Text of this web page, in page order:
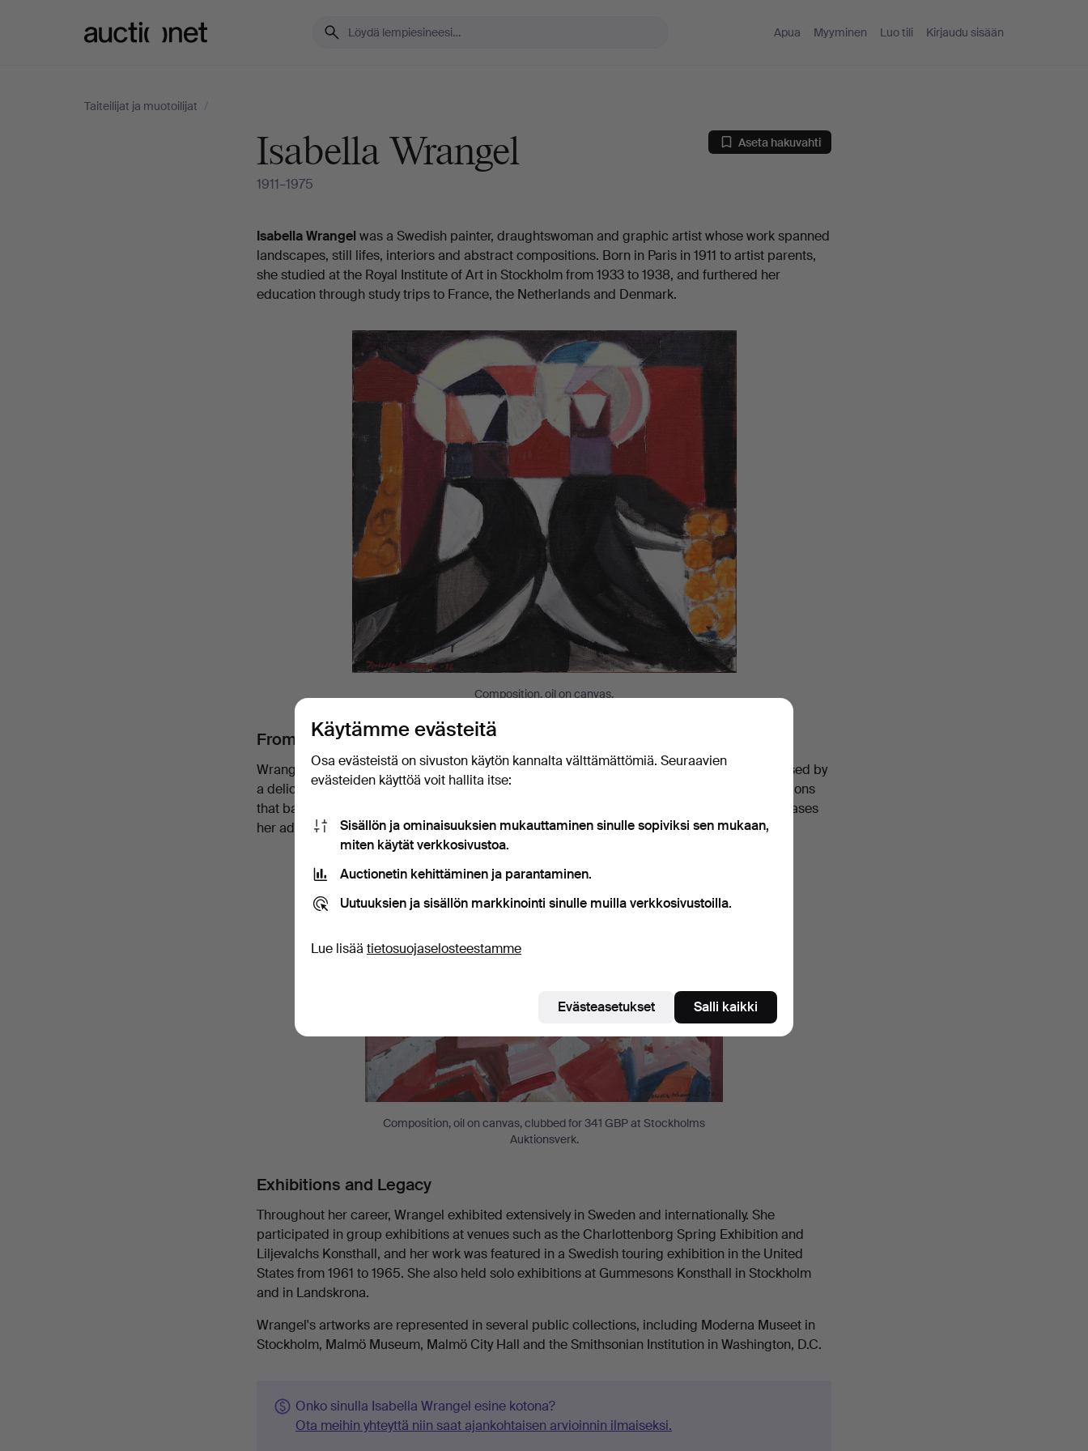
Apua Myyminen Luo tili Kirjaudu sisään
Taiteilijat ja muotoilijat /
Isabella Wrangel
1911–1975
Aseta hakuvahti
Isabella Wrangel was a Swedish painter, draughtswoman and graphic artist whose work spanned
landscapes, still lifes, interiors and abstract compositions. Born in Paris in 1911 to artist parents,
she studied at the Royal Institute of Art in Stockholm from 1933 to 1938, and furthered her
education through study trips to France, the Netherlands and Denmark.
Composition, oil on canvas.
From Naturalism to Abstraction
Wrangel's early works often depicted serene Swedish landscapes and still lifes, characterised by
a delicate use of colour and light. Over time, she embraced abstraction, creating compositions
that balanced form and hue. Her versatility in both representational and abstract art showcases
her adaptability and depth as an artist.
Composition, oil on canvas, clubbed for 341 GBP at Stockholms
Auktionsverk.
Exhibitions and Legacy
Throughout her career, Wrangel exhibited extensively in Sweden and internationally. She
participated in group exhibitions at venues such as the Charlottenborg Spring Exhibition and
Liljevalchs Konsthall, and her work was featured in a Swedish touring exhibition in the United
States from 1961 to 1965. She also held solo exhibitions at Gummesons Konsthall in Stockholm
and in Landskrona.
Wrangel's artworks are represented in several public collections, including Moderna Museet in
Stockholm, Malmö Museum, Malmö City Hall and the Smithsonian Institution in Washington, D.C.
Onko sinulla Isabella Wrangel esine kotona?
Ota meihin yhteyttä niin saat ajankohtaisen arvioinnin ilmaiseksi.
Käytämme evästeitä
Osa evästeistä on sivuston käytön kannalta välttämättömiä. Seuraavien
evästeiden käyttöä voit hallita itse:
Sisällön ja ominaisuuksien mukauttaminen sinulle sopiviksi sen mukaan,
miten käytät verkkosivustoa.
Auctionetin kehittäminen ja parantaminen.
Uutuuksien ja sisällön markkinointi sinulle muilla verkkosivustoilla.
Lue lisää tietosuojaselosteestamme
Evästeasetukset Salli kaikki